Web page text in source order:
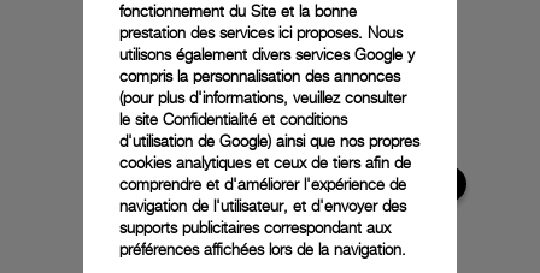
fonctionnement du Site et la bonne
prestation des services ici proposes. Nous
utilisons également divers services Google y
compris la personnalisation des annonces
(pour plus d'informations, veuillez consulter
le site Confidentialité et conditions
d'utilisation de Google) ainsi que nos propres
cookies analytiques et ceux de tiers afin de
comprendre et d'améliorer l'expérience de
navigation de l'utilisateur, et d'envoyer des
supports publicitaires correspondant aux
préférences affichées lors de la navigation.